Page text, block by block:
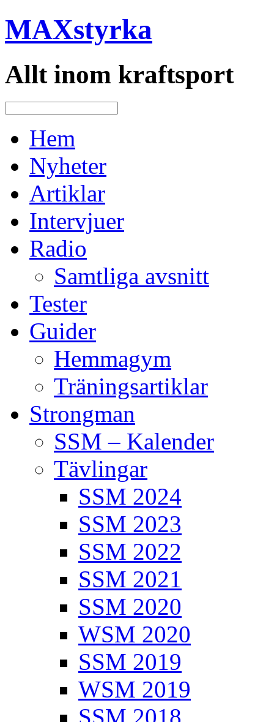
MAXstyrka
Allt inom kraftsport
Hem
Nyheter
Artiklar
Intervjuer
Radio
Samtliga avsnitt
Tester
Guider
Hemmagym
Träningsartiklar
Strongman
SSM – Kalender
Tävlingar
SSM 2024
SSM 2023
SSM 2022
SSM 2021
SSM 2020
WSM 2020
SSM 2019
WSM 2019
SSM 2018